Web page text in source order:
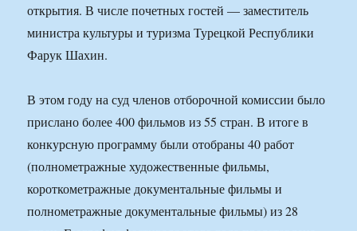
открытия. В числе почетных гостей — заместитель
министра культуры и туризма Турецкой Республики
Фарук Шахин.
В этом году на суд членов отборочной комиссии было
прислано более 400 фильмов из 55 стран. В итоге в
конкурсную программу были отобраны 40 работ
(полнометражные художественные фильмы,
короткометражные документальные фильмы и
полнометражные документальные фильмы) из 28